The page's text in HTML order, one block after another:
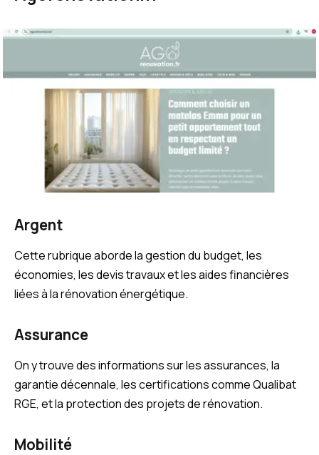
Argent
Cette rubrique aborde la gestion du budget, les
économies, les devis travaux et les aides financières
liées à la rénovation énergétique.
Assurance
On y trouve des informations sur les assurances, la
garantie décennale, les certifications comme Qualibat
RGE, et la protection des projets de rénovation.
Mobilité